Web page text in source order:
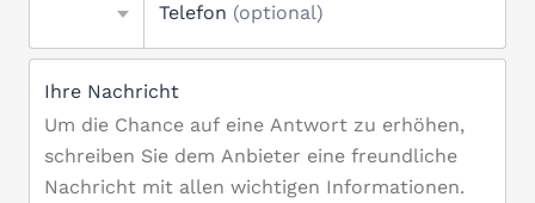
Telefon (optional)
Ihre Nachricht